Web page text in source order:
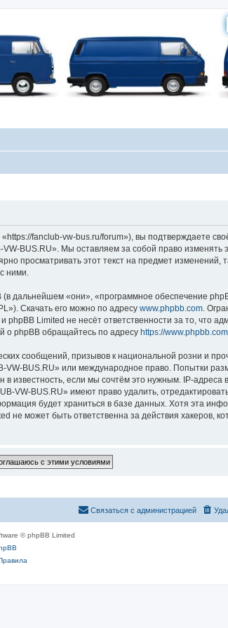
fanclub-vw-bus.ru/forum»), вы подтверждаете
BUS.RU». Мы оставляем за собой право изменять
просматривать этот текст на предмет изменений,
ними.
дальнейшем «они», «программное обеспечение
Скачать его можно по адресу www.phpbb.com.
Limited не несёт ответственности за то, что
о phpBB обращайтесь по адресу https://
сообщений, призывов к национальной розни и
VW-BUS.RU» или международное право. Попытки
известность, если мы сочтём это нужным. IP-адреса
VW-BUS.RU» имеют право удалить,
будет храниться в базе данных. Хотя эта
может быть ответственна за действия хакеров,
Связаться с администрацией
© phpBB Limited